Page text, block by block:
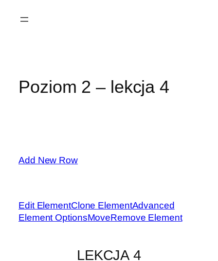
Poziom 2 – lekcja 4
Add New Row
Edit ElementClone ElementAdvanced
Element OptionsMoveRemove Element
LEKCJA 4